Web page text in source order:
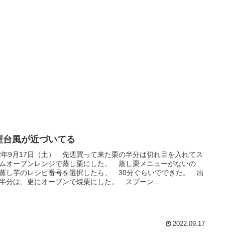
台風が近づいてる
9月17日（土） 先週買って来た栗の半分は切れ目を入れてス
オーブンレンジで蒸し栗にした。 蒸し栗メニューがないの
し芋のレシピ番号を選択したら、 30分ぐらいでできた。 出
分は、更にオーブンで焼栗にした。 スプーン...
2022.09.17